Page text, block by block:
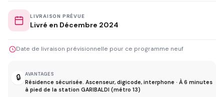
LIVRAISON PRÉVUE
Livré en Décembre 2024
Date de livraison prévisionnelle pour ce programme neuf
🔒 AVANTAGES
Résidence sécurisée. Ascenseur, digicode, interphone · À 6 minutes
à pied de la station GARIBALDI (métro 13)